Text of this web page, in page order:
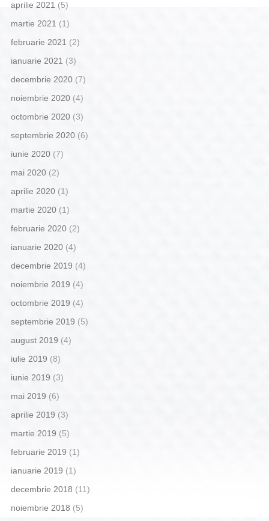
aprilie 2021 (5)
martie 2021 (1)
februarie 2021 (2)
ianuarie 2021 (3)
decembrie 2020(7)
noiembrie 2020(4)
octombrie 2020(3)
septembrie 2020(6)
iunie 2020(7)
mai 2020(2)
aprilie 2020(1)
martie 2020(1)
februarie 2020(2)
ianuarie 2020(4)
decembrie 2019 (4)
noiembrie 2019 (4)
octombrie 2019 (4)
septembrie 2019 (5)
august 2019 (4)
iulie 2019 (8)
iunie 2019 (3)
mai 2019 (6)
aprilie 2019 (3)
martie 2019 (5)
februarie 2019 (1)
ianuarie 2019 (1)
decembrie 2018 (11)
noiembrie 2018 (5)